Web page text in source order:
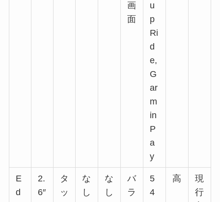
画
面
u
p
Ri
d
e,
G
ar
m
in
P
a
y
E
d
2.
6″
タ
ッ
な
し
な
し
バ
ラ
5
4
高
現
行